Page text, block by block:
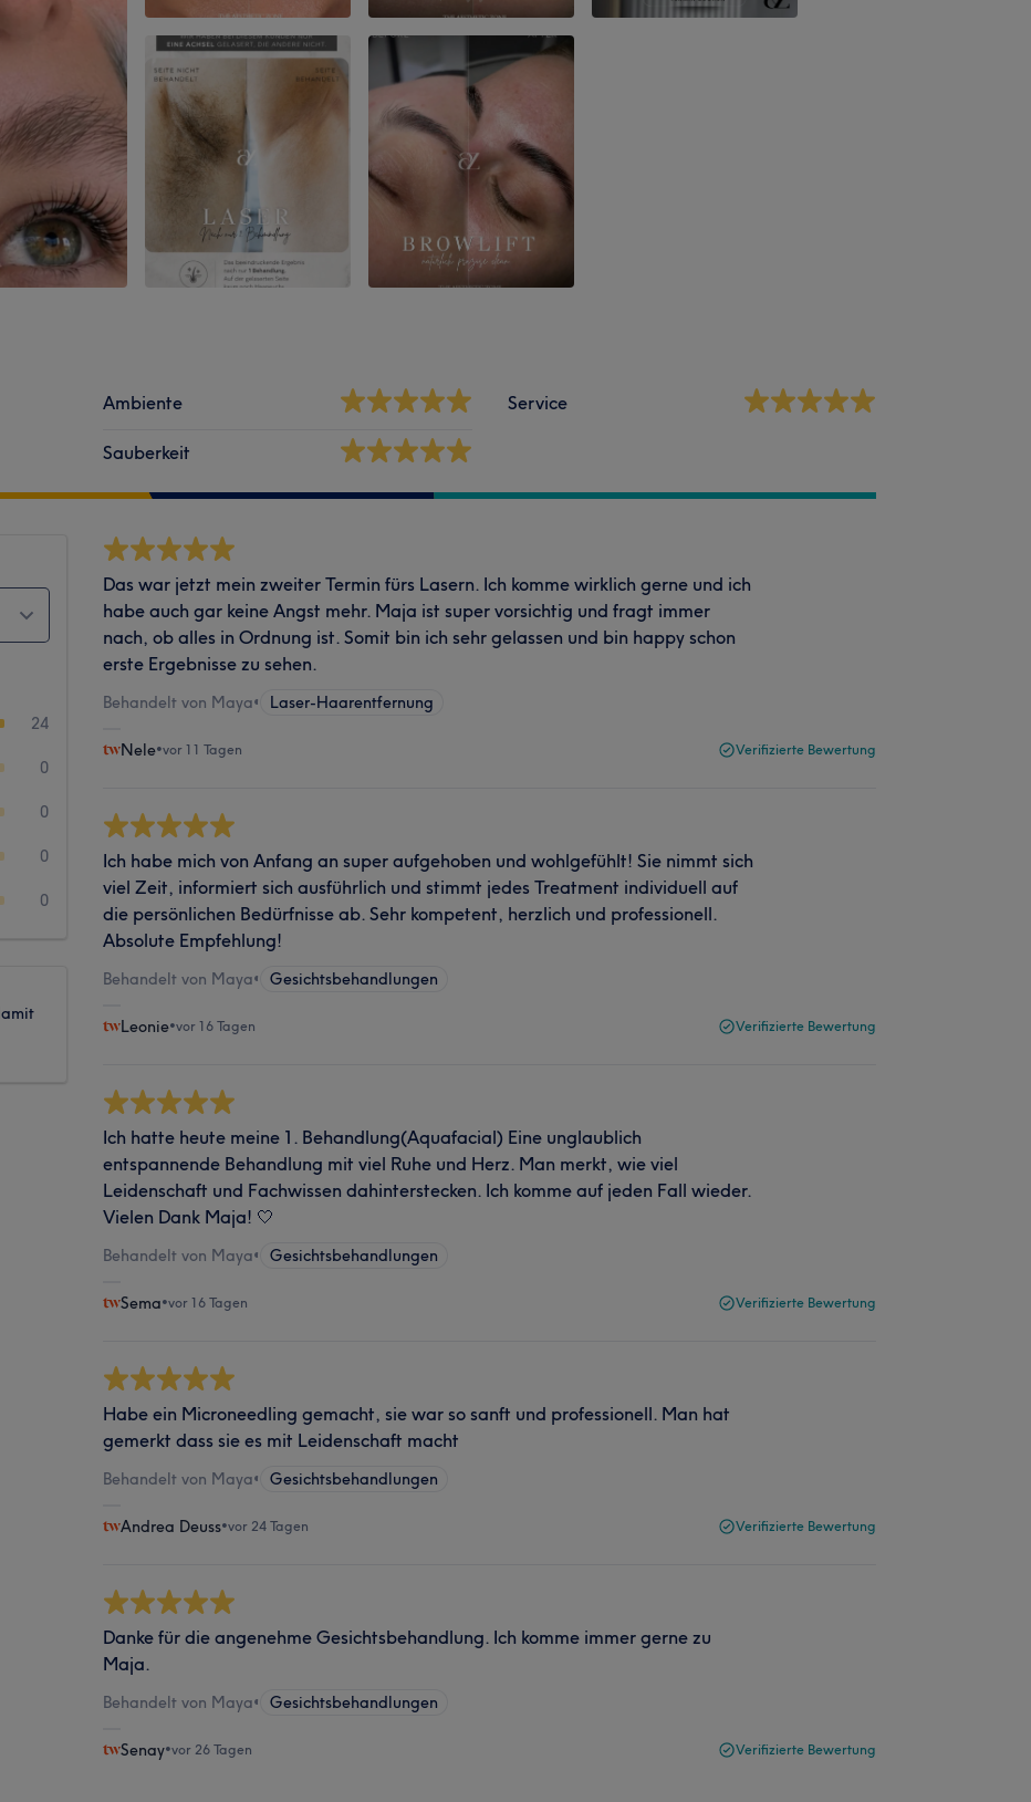
Ambiente
Sauberkeit
Service
24
0
0
0
0
Das war jetzt mein zweiter Termin fürs Lasern. Ich komme wirklich gerne und ich
habe auch gar keine Angst mehr. Maja ist super vorsichtig und fragt immer
nach, ob alles in Ordnung ist. Somit bin ich sehr gelassen und bin happy schon
erste Ergebnisse zu sehen.
Behandelt von Maya• Laser-Haarentfernung
Nele•vor 11 Tagen Verifizierte Bewertung
Ich habe mich von Anfang an super aufgehoben und wohlgefühlt! Sie nimmt sich
viel Zeit, informiert sich ausführlich und stimmt jedes Treatment individuell auf
die persönlichen Bedürfnisse ab. Sehr kompetent, herzlich und professionell.
Absolute Empfehlung!
Behandelt von Maya• Gesichtsbehandlungen
Leonie•vor 16 Tagen Verifizierte Bewertung
Ich hatte heute meine 1. Behandlung(Aquafacial) Eine unglaublich
entspannende Behandlung mit viel Ruhe und Herz. Man merkt, wie viel
Leidenschaft und Fachwissen dahinterstecken. Ich komme auf jeden Fall wieder.
Vielen Dank Maja! 🤍
Behandelt von Maya• Gesichtsbehandlungen
Sema•vor 16 Tagen Verifizierte Bewertung
Habe ein Microneedling gemacht, sie war so sanft und professionell. Man hat
gemerkt dass sie es mit Leidenschaft macht
Behandelt von Maya• Gesichtsbehandlungen
Andrea Deuss•vor 24 Tagen Verifizierte Bewertung
Danke für die angenehme Gesichtsbehandlung. Ich komme immer gerne zu
Maja.
Behandelt von Maya• Gesichtsbehandlungen
Senay•vor 26 Tagen Verifizierte Bewertung